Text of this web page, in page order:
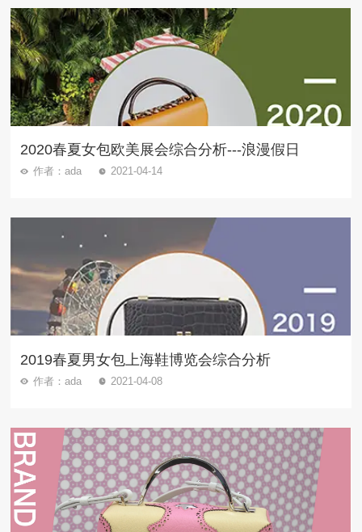
2020春夏女包欧美展会综合分析---浪漫假日
作者：ada 2021-04-14
2019春夏男女包上海鞋博览会综合分析
作者：ada 2021-04-08